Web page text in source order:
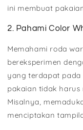
ini membuat
2. Pahami Color
Memahami roda
bereksperimen
yang terdapat pada
pakaian tidak harus
Misalnya,
menciptakan